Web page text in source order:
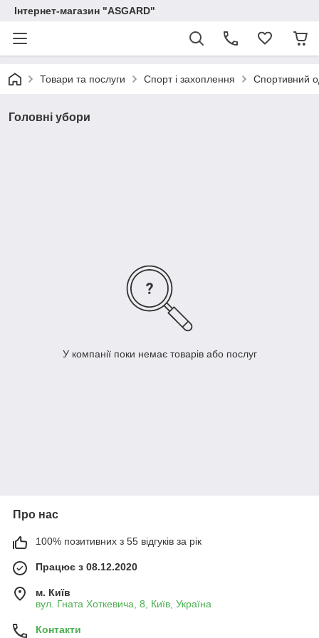
Інтернет-магазин "ASGARD"
Товари та послуги Спорт і захоплення Спортивний
Головні убори
У компанії поки немає товарів або послуг
Про нас
100% позитивних з 55 відгуків за рік
Працює з 08.12.2020
м. Київ
вул. Гната Хоткевича, 8, Київ, Україна
Контакти